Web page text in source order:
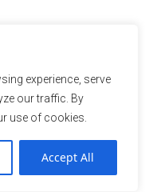
experience, serve
our traffic. By
use of cookies.
Accept All
come da normativa
sfcare